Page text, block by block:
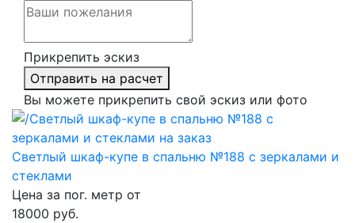
Прикрепить эскиз
Отправить на расчет
Вы можете прикрепить свой эскиз или фото
Светлый шкаф-купе в спальню №188 с зеркалами и
стеклами
Цена за пог. метр от
18000 руб.